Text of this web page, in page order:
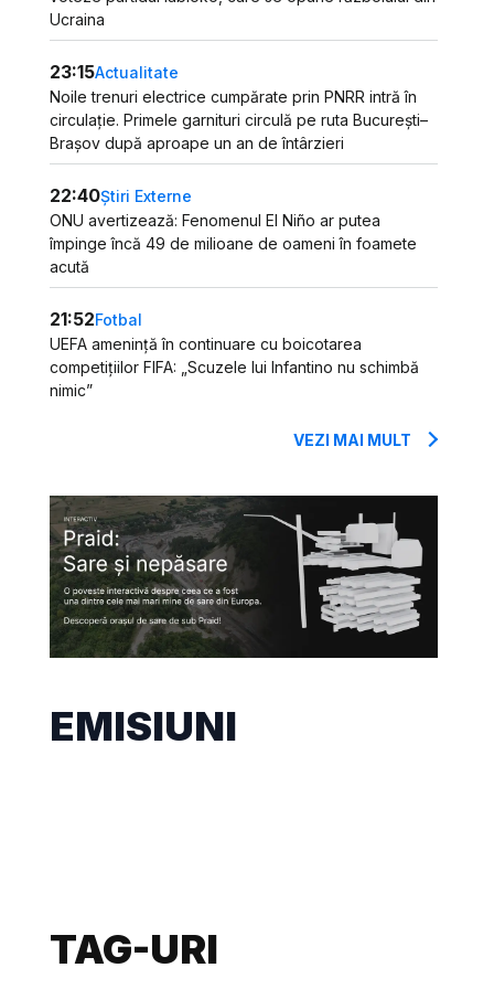
Ucraina
23:15Actualitate
Noile trenuri electrice cumpărate prin PNRR intră în
circulație. Primele garnituri circulă pe ruta București–
Brașov după aproape un an de întârzieri
22:40Știri Externe
ONU avertizează: Fenomenul El Niño ar putea
împinge încă 49 de milioane de oameni în foamete
acută
21:52Fotbal
UEFA amenință în continuare cu boicotarea
competițiilor FIFA: „Scuzele lui Infantino nu schimbă
nimic”
VEZI MAI MULT
EMISIUNI
TAG-URI